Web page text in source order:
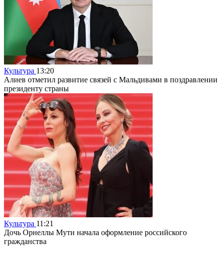
Культура 13:20
Алиев отметил развитие связей с Мальдивами в поздравлении
президенту страны
Культура 11:21
Дочь Орнеллы Мути начала оформление российского
гражданства